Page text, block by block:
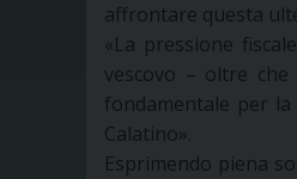
affrontare questa
«La pressione
vescovo – oltre
fondamentale per
Calatino».
Esprimendo piena